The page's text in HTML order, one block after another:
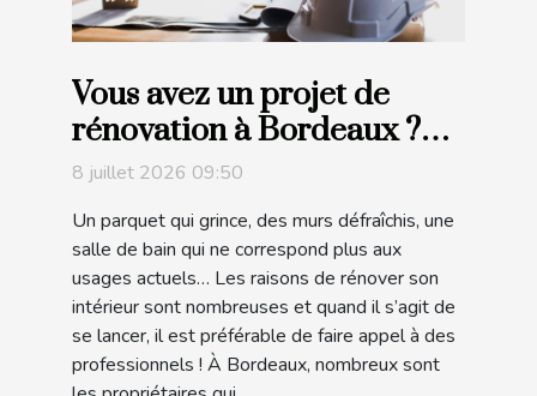
Vous avez un projet de
rénovation à Bordeaux ?
Faites appel à l’entreprise
Micazza !
8 juillet 2026 09:50
Un parquet qui grince, des murs défraîchis, une
salle de bain qui ne correspond plus aux
usages actuels… Les raisons de rénover son
intérieur sont nombreuses et quand il s’agit de
se lancer, il est préférable de faire appel à des
professionnels ! À Bordeaux, nombreux sont